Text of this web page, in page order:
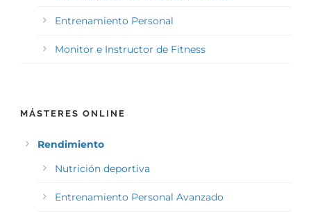
Entrenamiento Personal
Monitor e Instructor de Fitness
MÁSTERES ONLINE
Rendimiento
Nutrición deportiva
Entrenamiento Personal Avanzado